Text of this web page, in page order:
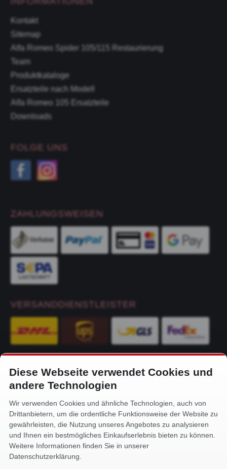
Kontakt
Sitemap
Alfa Romeo Spider 105/115 Restaurierung
Team
Produktkataloge
Ersatzteile nach Modell
Alfa Romeo 105 Ersatzteile
Downloads
FOLGE UNS
ZAHLUNGSWEISEN
VERSANDDIENSTLEISTER
KONTAKT
Alfa-Service Hurtienne GmbH
Siemensstr. 32
59199 Bönen
+49 (0) 2383 93640
info@alfa-service.com
Diese Webseite verwendet Cookies und
andere Technologien
Wir verwenden Cookies und ähnliche Technologien, auch von
Drittanbietern, um die ordentliche Funktionsweise der Website zu
gewährleisten, die Nutzung unseres Angebotes zu analysieren
und Ihnen ein bestmögliches Einkaufserlebnis bieten zu können.
Weitere Informationen finden Sie in unserer
Datenschutzerklärung.